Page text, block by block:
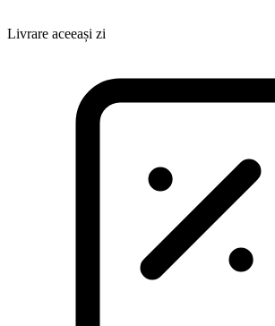
Livrare aceeași zi